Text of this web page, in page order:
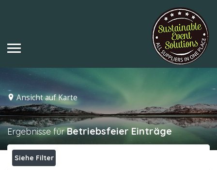
Ansicht auf Karte
Ergebnisse fürBetriebsfeier Einträge
Siehe Filter